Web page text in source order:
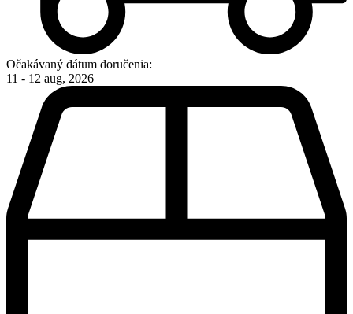
Očakávaný dátum doručenia:
11 - 12 aug, 2026